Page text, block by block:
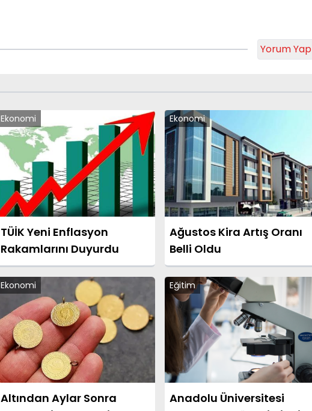
Yorum Yap
Ekonomi
TÜİK Yeni Enflasyon
Rakamlarını Duyurdu
Ekonomi
Ağustos Kira Artış Oranı
Belli Oldu
Ekonomi
Altından Aylar Sonra
Eğitim
Anadolu Üniversitesi